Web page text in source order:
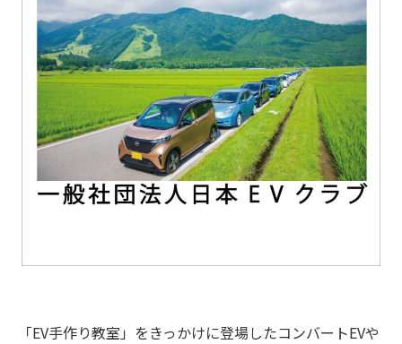
「EV手作り教室」をきっかけに登場したコンバートEVや